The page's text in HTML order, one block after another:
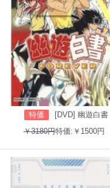
特価
[DVD] 幽遊白書
￥3180円特価:￥1500円